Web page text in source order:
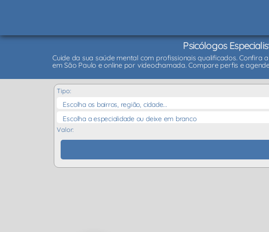
Psicólogos
Cuide da sua saúde mental com profissionais qualificados.
em São Paulo e online por videochamada. Compare perfis e
Tipo:
Escolha os bairros, região, cidade...
Escolha a especialidade ou deixe em branco
Valor: